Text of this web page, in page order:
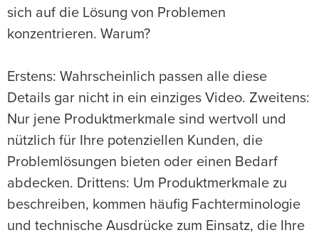
sich auf die Lösung von Problemen
konzentrieren. Warum?
Erstens: Wahrscheinlich passen alle diese
Details gar nicht in ein einziges Video. Zweitens:
Nur jene Produktmerkmale sind wertvoll und
nützlich für Ihre potenziellen Kunden, die
Problemlösungen bieten oder einen Bedarf
abdecken. Drittens: Um Produktmerkmale zu
beschreiben, kommen häufig Fachterminologie
und technische Ausdrücke zum Einsatz, die Ihre